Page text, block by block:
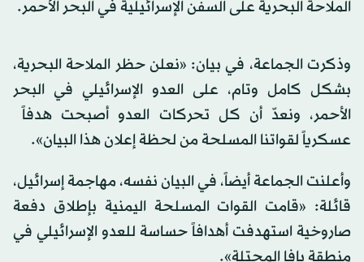
الملاحة البحرية على السفن الإسرائيلية في البحر ‌الأحمر.
وذكرت ‌الجماعة، ​في ‌بيان: «نعلن ⁠حظر ​الملاحة البحرية،
⁠بشكل كامل وتام، على العدو الإسرائيلي في البحر
الأحمر، ونعدّ ⁠أن كل تحركات العدو ‌أصبحت ‌هدفاً ​
عسكرياً ‌لقواتنا المسلحة من ‌لحظة إعلان هذا البيان».
وأعلنت الجماعة أيضاً، في البيان ‌نفسه، مهاجمة إسرائيل،
قائلة: «قامت القوات المسلحة ⁠اليمنية ⁠بإطلاق دفعة
صاروخية استهدفت أهدافاً حساسة للعدو الإسرائيلي في
منطقة يافا المحتلة».